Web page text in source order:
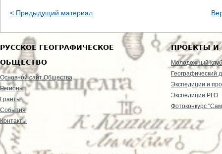
< Предыдущий материал
РУССКОЕ ГЕОГРАФИЧЕСКОЕ
ОБЩЕСТВО
Основной сайт Общества
Регионы
Гранты
События
Контакты
ПРОЕКТЫ И
Молодежный клуб
Географический
Экспедиции и
Экспедиции РГО
Фотоконкурс